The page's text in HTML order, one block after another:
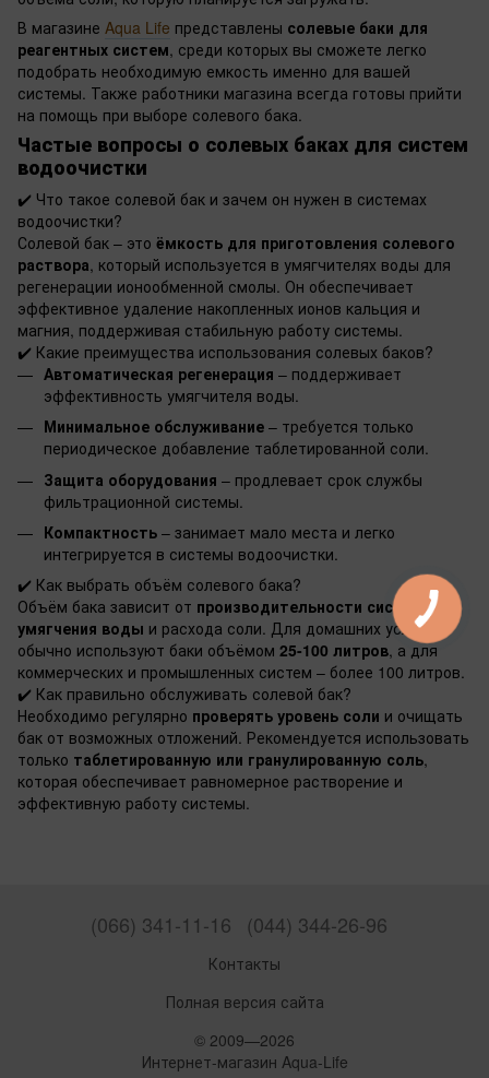
В магазине Aqua Life представлены солевые баки для
реагентных систем, среди которых вы сможете легко
подобрать необходимую емкость именно для вашей
системы. Также работники магазина всегда готовы прийти
на помощь при выборе солевого бака.
Частые вопросы о солевых баках для систем
водоочистки
✔️ Что такое солевой бак и зачем он нужен в системах
водоочистки?
Солевой бак – это ёмкость для приготовления солевого
раствора, который используется в умягчителях воды для
регенерации ионообменной смолы. Он обеспечивает
эффективное удаление накопленных ионов кальция и
магния, поддерживая стабильную работу системы.
✔️ Какие преимущества использования солевых баков?
Автоматическая регенерация – поддерживает
эффективность умягчителя воды.
Минимальное обслуживание – требуется только
периодическое добавление таблетированной соли.
Защита оборудования – продлевает срок службы
фильтрационной системы.
Компактность – занимает мало места и легко
интегрируется в системы водоочистки.
✔️ Как выбрать объём солевого бака?
Объём бака зависит от производительности системы
умягчения воды и расхода соли. Для домашних условий
обычно используют баки объёмом 25-100 литров, а для
коммерческих и промышленных систем – более 100 литров.
✔️ Как правильно обслуживать солевой бак?
Необходимо регулярно проверять уровень соли и очищать
бак от возможных отложений. Рекомендуется использовать
только таблетированную или гранулированную соль,
которая обеспечивает равномерное растворение и
эффективную работу системы.
(066) 341-11-16 (044) 344-26-96
Контакты
Полная версия сайта
© 2009—2026
Интернет-магазин Aqua-Life